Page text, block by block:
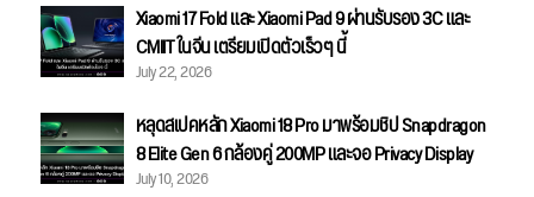
Xiaomi 17 Fold และ Xiaomi Pad 9 ผ่านรับรอง 3C และ
CMIIT ในจีน เตรียมเปิดตัวเร็วๆ นี้
July 22, 2026
หลุดสเปคหลัก Xiaomi 18 Pro มาพร้อมชิป Snapdragon
8 Elite Gen 6 กล้องคู่ 200MP และจอ Privacy Display
July 10, 2026